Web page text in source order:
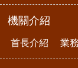
機關介紹
首長介紹 業